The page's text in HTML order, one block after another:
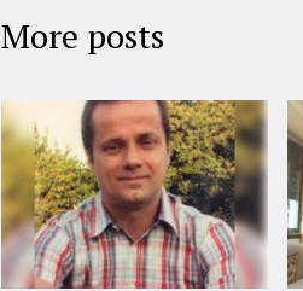
More posts